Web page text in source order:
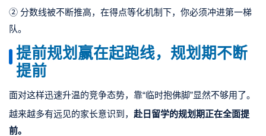
② 分数线被不断推高，在得点等化机制下，你必须冲进第一梯
队。
提前规划 赢在起跑线，规划期不断
提前
面对这样迅速升温的竞争态势，靠“临时抱佛脚”显然不够用了。
越来越多有远见的家长意识到， 赴日留学的规划期正在全面提
前。